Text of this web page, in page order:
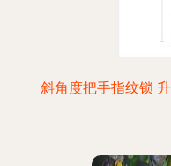
斜角度把手指纹锁